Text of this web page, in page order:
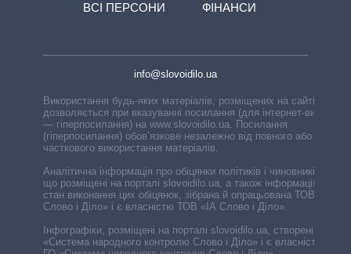
ВСІ ПЕРСОНИ
ФІНАНСИ
info@slovoidilo.ua
Використання будь-яких матеріалів, розміщених на сайті,
дозволяється при вказуванні посилання (для інтернет-видань
— гіперпосилання) на www.slovoidilo.ua. Посилання
(гіперпосилання) обов’язкове незалежно від повного або
часткового використання матеріалів.
Аналітична інформація про обіцянки політиків і чиновників,
що розміщені на порталі slovoidilo.ua, а також інформація про
стан виконання цих обіцянок, зібрана й опрацьована ТОВ «ІА
Слово і Діло» і є власністю ТОВ «ІА Слово і Діло».
Інфографіки, розміщені на порталі slovoidilo.ua, створені ГО
«Система народного контролю Слово і Діло» і є власністю